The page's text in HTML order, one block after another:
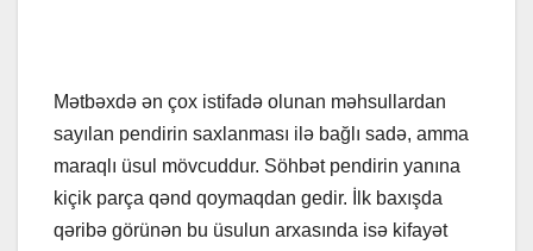
Mətbəxdə ən çox istifadə olunan məhsullardan
sayılan pendirin saxlanması ilə bağlı sadə, amma
maraqlı üsul mövcuddur. Söhbət pendirin yanına
kiçik parça qənd qoymaqdan gedir. İlk baxışda
qəribə görünən bu üsulun arxasında isə kifayət